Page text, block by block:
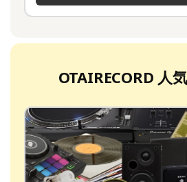
OTAIRECORD 人